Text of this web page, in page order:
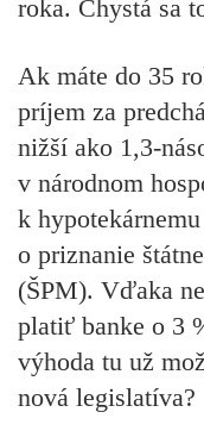
roka. Chystá sa
Ak máte do 35
príjem za
nižší ako 1,3-
v národnom
k
o priznanie
(ŠPM). Vďaka
platiť banke o 3
výhoda tu už
nová legislatíva?